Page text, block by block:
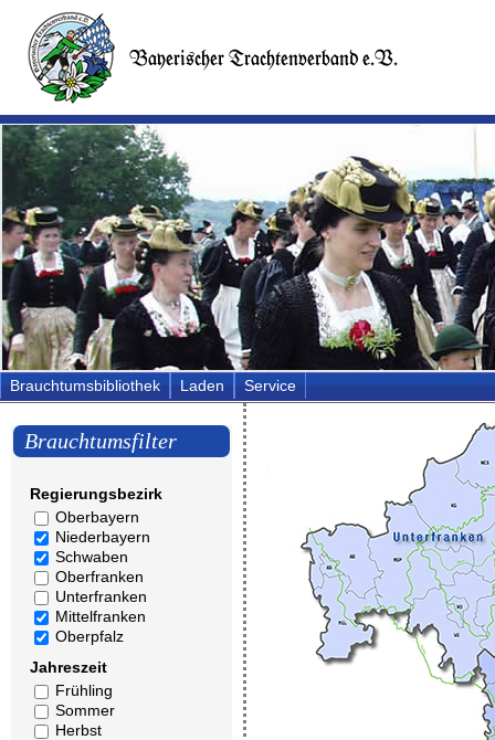
Brauchtumsbibliothek Laden Service
Brauchtumsfilter
Regierungsbezirk
Oberbayern
Niederbayern
Schwaben
Oberfranken
Unterfranken
Mittelfranken
Oberpfalz
Jahreszeit
Frühling
Sommer
Herbst